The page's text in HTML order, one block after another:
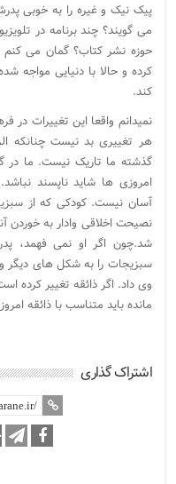
می گویند؟ چند برنامه در
حوزه نشر کتاب؟ گمان می کنم
کرده و حالا با دنیایی مواجه
کند.
نمیدانم واقعا این تغییرات در
هر تغییری بد نیست چنانکه
گذشته ما تاریک نیست. ما در
امروزی ها شاید ناپسند
آسان نیست. کودکی که از
نصیحت اخلاقی وادار به خوردن
شد.چون اگر او نمی فهمد،
سبزیجات را به شکل های دیگر
وی داد. اگر ذائقه تغییر
مانده باید متناسب با ذائقه
اشتراک گذاری